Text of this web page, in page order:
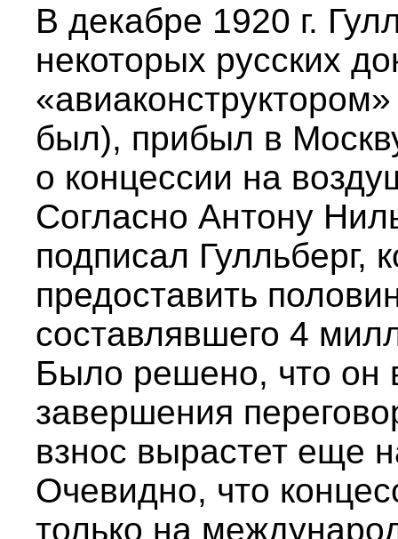
В декабре 1920 г.
некоторых русских
был), прибыл в
о концессии на
Согласно Антону
подписал Гулльберг,
предоставить
составлявшего 4
Было решено, что он
завершения
взнос вырастет еще
Очевидно, что
только на